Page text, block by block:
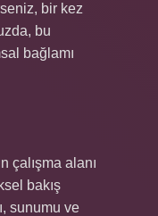
bir kez
bu
bağlamı
çalışma alanı
bakış
sunumu ve